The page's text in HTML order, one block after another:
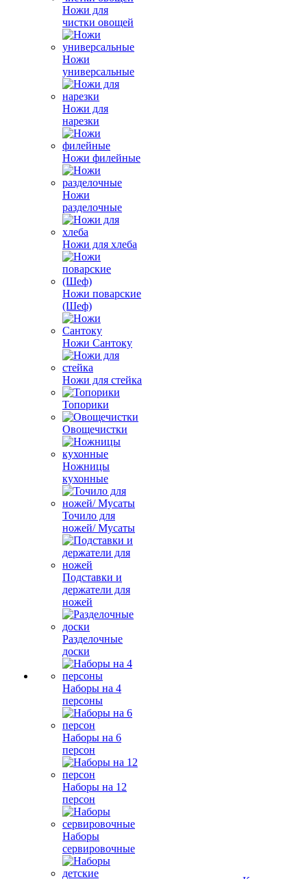
Ножи для
чистки овощей
Ножи
универсальные
Ножи для
нарезки
Ножи филейные
Ножи
разделочные
Ножи для хлеба
Ножи поварские
(Шеф)
Ножи Сантоку
Ножи для стейка
Топорики
Овощечистки
Ножницы
кухонные
Точило для
ножей/ Мусаты
Подставки и
держатели для
ножей
Разделочные
доски
Наборы на 4
персоны
Наборы на 6
персон
Наборы на 12
персон
Наборы
сервировочные